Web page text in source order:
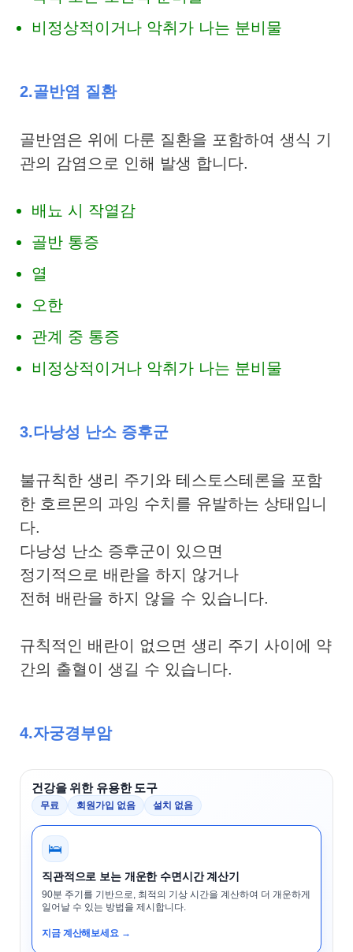
비정상적이거나 악취가 나는 분비물
2.골반염 질환
골반염은 위에 다룬 질환을 포함하여 생식 기
관의 감염으로 인해 발생 합니다.
배뇨 시 작열감
골반 통증
열
오한
관계 중 통증
비정상적이거나 악취가 나는 분비물
3.다낭성 난소 증후군
불규칙한 생리 주기와 테스토스테론을 포함
한 호르몬의 과잉 수치를 유발하는 상태입니
다.
다낭성 난소 증후군이 있으면
정기적으로 배란을 하지 않거나
전혀 배란을 하지 않을 수 있습니다.
규칙적인 배란이 없으면 생리 주기 사이에 약
간의 출혈이 생길 수 있습니다.
4.자궁경부암
건강을 위한 유용한 도구
무료 회원가입 없음 설치 없음
🛌
직관적으로 보는 개운한 수면시간 계산기
90분 주기를 기반으로, 최적의 기상 시간을 계산하여 더 개운하게
일어날 수 있는 방법을 제시합니다.
지금 계산해보세요 →